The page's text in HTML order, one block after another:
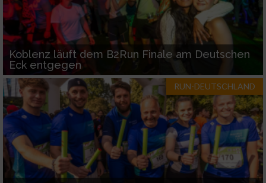
Koblenz läuft dem B2Run Finale am Deutschen
Eck entgegen
RUN-DEUTSCHLAND